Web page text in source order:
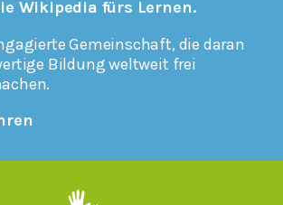
Wikipedia fürs Lernen.
Gemeinschaft, die daran
Bildung weltweit frei